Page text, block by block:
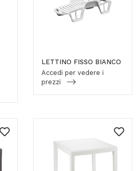
LETTINO FISSO BIANCO
Accedi per vedere i
prezzi